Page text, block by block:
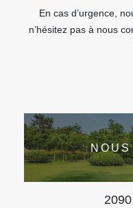
En cas d’urgence,
n’hésitez pas à nous